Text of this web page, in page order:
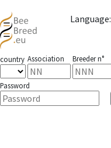
Language:
country Association Breeder n°
Password